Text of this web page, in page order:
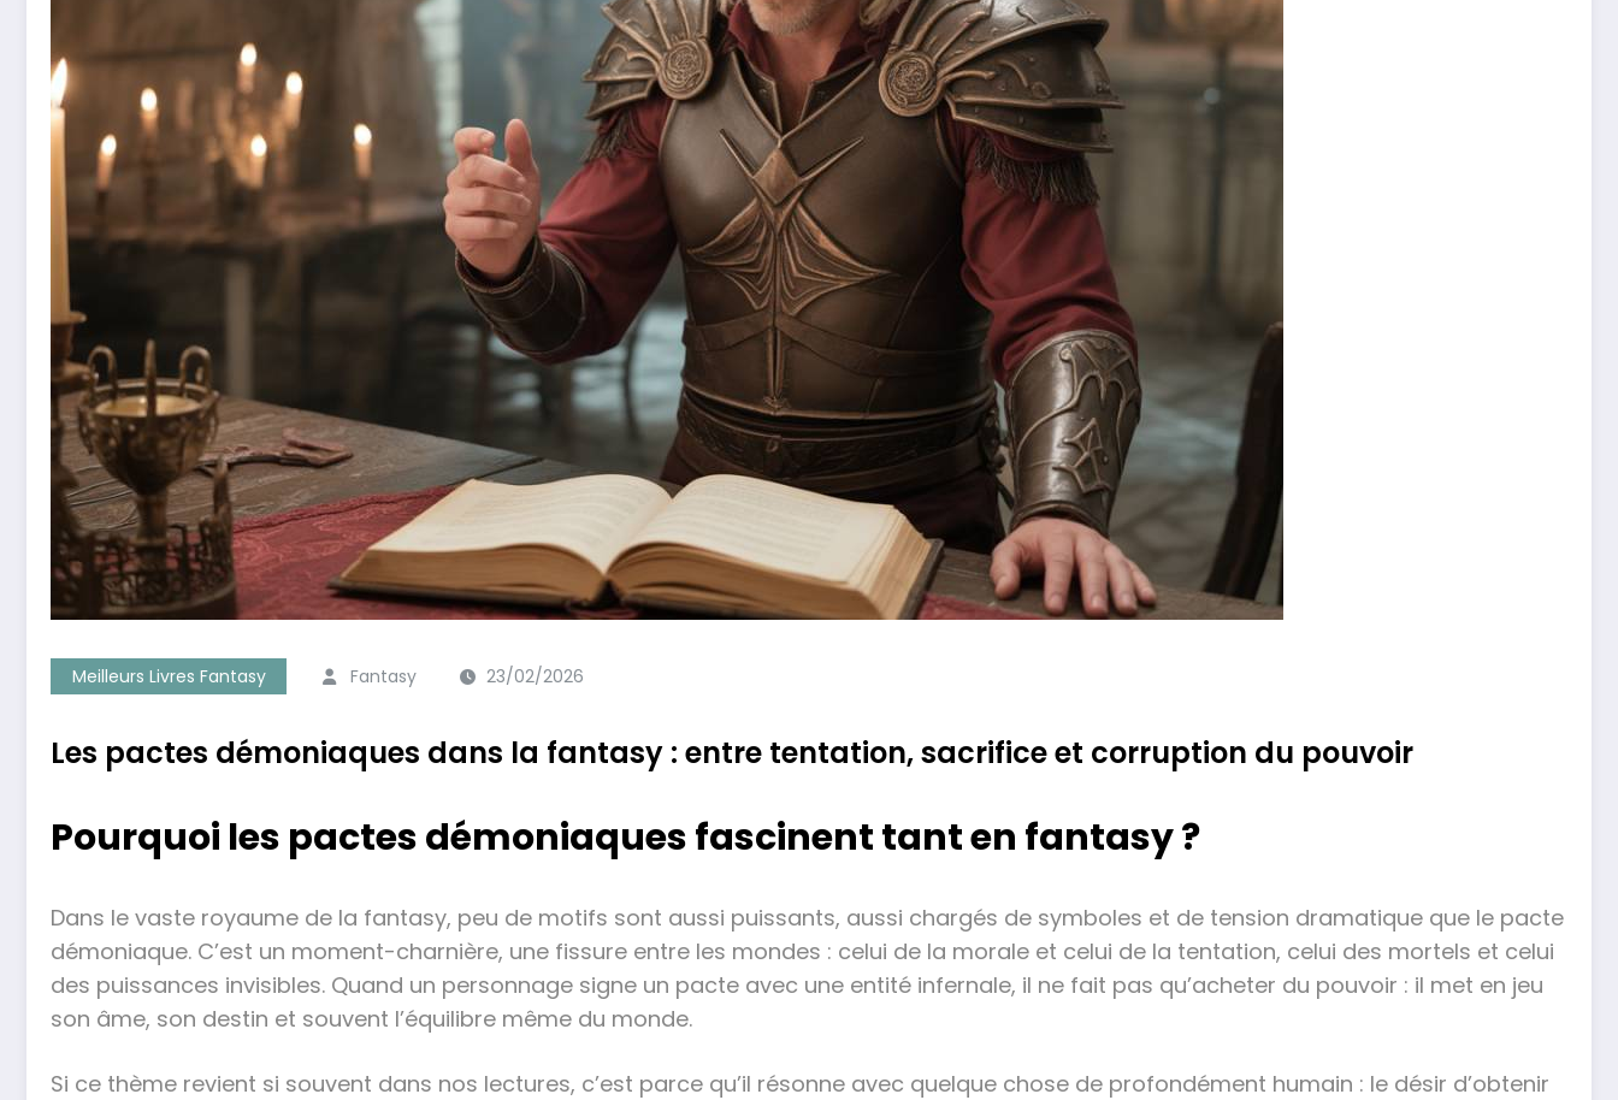
Meilleurs Livres Fantasy Fantasy 23/02/2026
Les pactes démoniaques dans la fantasy : entre tentation, sacrifice et corruption du pouvoir
Pourquoi les pactes démoniaques fascinent tant en fantasy ?
Dans le vaste royaume de la fantasy, peu de motifs sont aussi puissants, aussi chargés de symboles et de tension dramatique que le pacte
démoniaque. C’est un moment-charnière, une fissure entre les mondes : celui de la morale et celui de la tentation, celui des mortels et celui
des puissances invisibles. Quand un personnage signe un pacte avec une entité infernale, il ne fait pas qu’acheter du pouvoir : il met en jeu
son âme, son destin et souvent l’équilibre même du monde.
Si ce thème revient si souvent dans nos lectures, c’est parce qu’il résonne avec quelque chose de profondément humain : le désir d’obtenir